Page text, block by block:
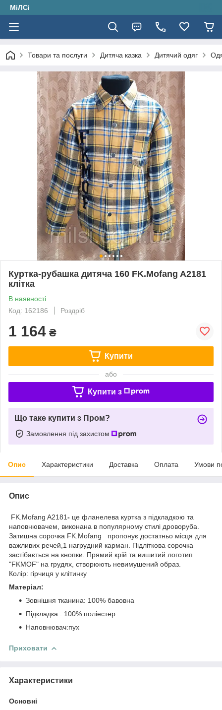
МіЛСі
Товари та послуги Дитяча казка Дитячий одяг
Куртка-рубашка дитяча 160 FK.Mofang A2181
клітка
В наявності
Код: 162186
Роздріб
1 164 ₴
Купити
або
Купити з
Що таке купити з Пром?
Замовлення під захистом
Опис Характеристики Доставка Оплата Умови
Опис
FK.Mofang A2181- це фланелева куртка з підкладкою та
наповнювачем, виконана в популярному стилі дроворуба.
Затишна сорочка FK.Mofang пропонує достатньо місця для
важливих речей,1 нагрудний карман. Підліткова сорочка
застібається на кнопки. Прямий крій та вишитий логотип
"FKMOF" на грудях, створюють невимушений образ.
Колір: гірчиця у клітинку
Матеріал:
Зовнішня тканина: 100% бавовна
Підкладка : 100% поліестер
Наповнювач:пух
Приховати
Характеристики
Основні